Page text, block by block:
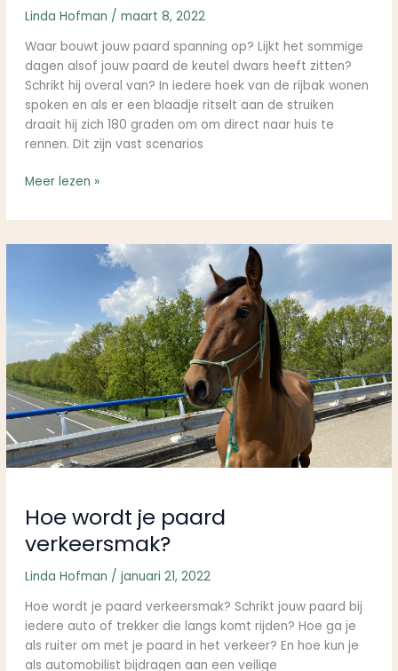
Linda Hofman / maart 8, 2022
Waar bouwt jouw paard spanning op? Lijkt het sommige
dagen alsof jouw paard de keutel dwars heeft zitten?
Schrikt hij overal van? In iedere hoek van de rijbak wonen
spoken en als er een blaadje ritselt aan de struiken
draait hij zich 180 graden om om direct naar huis te
rennen. Dit zijn vast scenarios
Meer lezen »
Hoe wordt je paard
verkeersmak?
Linda Hofman / januari 21, 2022
Hoe wordt je paard verkeersmak? Schrikt jouw paard bij
iedere auto of trekker die langs komt rijden? Hoe ga je
als ruiter om met je paard in het verkeer? En hoe kun je
als automobilist bijdragen aan een veilige
verkeersmak?